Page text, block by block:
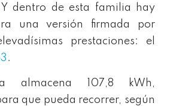
Y dentro de esta familia hay
una versión firmada por
prestaciones: el
.
almacena 107,8 kWh,
que pueda recorrer, según